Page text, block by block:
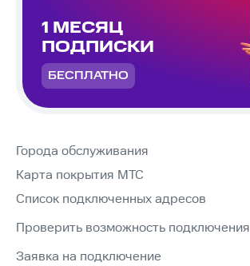
1 МЕСЯЦ
ПОДПИСКИ
БЕСПЛАТНО
Города обслуживания
Карта покрытия МТС
Список подключенных адресов
Проверить возможность подключения
Заявка на подключение